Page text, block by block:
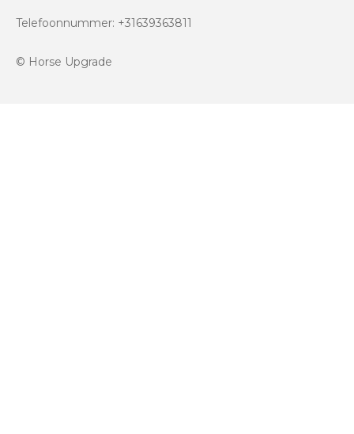
Telefoonnummer: +31639363811
© Horse Upgrade